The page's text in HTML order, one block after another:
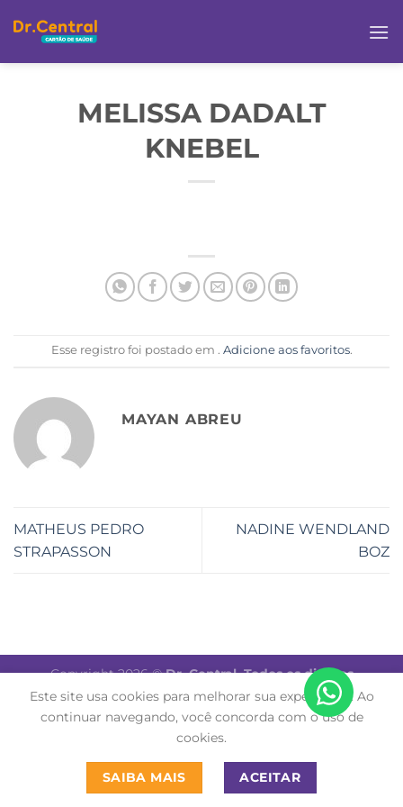
MELISSA DADALT
KNEBEL
Esse registro foi postado em . Adicione aos favoritos.
MAYAN ABREU
MATHEUS PEDRO
STRAPASSON
NADINE WENDLAND
BOZ
Copyright 2026 ©Dr. Central. Todos os direitos
reservados.
Este site usa cookies para melhorar sua experiência. Ao
continuar navegando, você concorda com o uso de
cookies.
SAIBA MAIS ACEITAR